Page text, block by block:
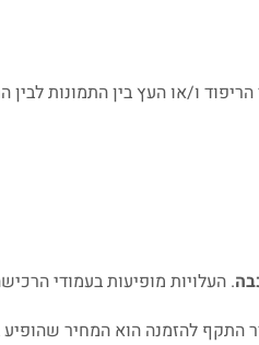
ו/או העץ בין התמונות לבין
. העלויות מופיעות בעמודי
התקף להזמנה הוא המחיר